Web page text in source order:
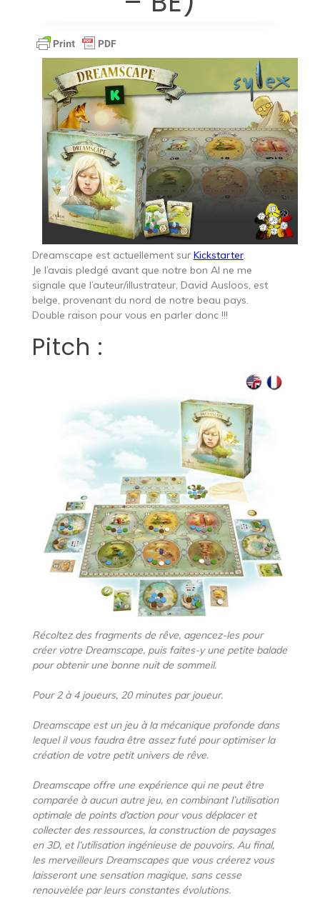
Dreamscape est actuellement sur Kickstarter.
Je l’avais pledgé avant que notre bon Al ne me
signale que l’auteur/illustrateur, David Ausloos, est
belge, provenant du nord de notre beau pays.
Double raison pour vous en parler donc !!!
Pitch :
Récoltez des fragments de rêve, agencez-les pour
créer votre Dreamscape, puis faites-y une petite balade
pour obtenir une bonne nuit de sommeil.
Pour 2 à 4 joueurs, 20 minutes par joueur.
Dreamscape est un jeu à la mécanique profonde dans
lequel il vous faudra être assez futé pour optimiser la
création de votre petit univers de rêve.
Dreamscape offre une expérience qui ne peut être
comparée à aucun autre jeu, en combinant l’utilisation
optimale de points d’action pour vous déplacer et
collecter des ressources, la construction de paysages
en 3D, et l’utilisation ingénieuse de pouvoirs. Au final,
les merveilleurs Dreamscapes que vous créerez vous
laisseront une sensation magique, sans cesse
renouvelée par leurs constantes évolutions.